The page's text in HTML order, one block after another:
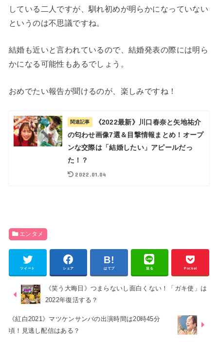
している二人ですが、馴れ初めが明らかになっていない
というのは不思議ですね。
結婚も近いと言われているので、結婚発表の際には明ら
かになる可能性もあるでしょう。
おめでたい報告が聞けるのが、楽しみですね！
関連記事
《2022最新》川口春奈と矢地祐介
の匂わせ画像7選＆目撃情報まとめ！オープ
ンな交際は「結婚したい」アピールだっ
た！？
2022.01.04
エンタメ
ツイート シェア はてブ 送る Pocket
《笑う大晦日》つまらないし面白くない！「ガキ使」は
2022年復活する？
《紅白2021》マツケンサンバの出演時間は20時45分
頃！見逃し配信はある？